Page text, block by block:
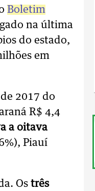
Boletim
na última
do estado,
em
2017 do
R$ 4,4
a oitava
Piauí
Os três